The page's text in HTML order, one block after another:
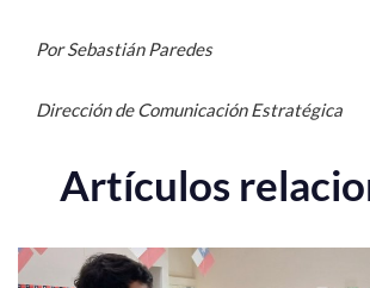
Por Sebastián Paredes
Dirección de Comunicación Estratégica
Artículos